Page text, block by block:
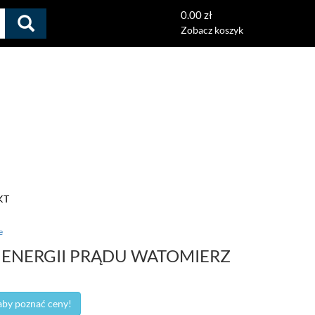
0.00 zł
Zobacz koszyk
PRĄDU WATOMIERZ
poznać ceny!